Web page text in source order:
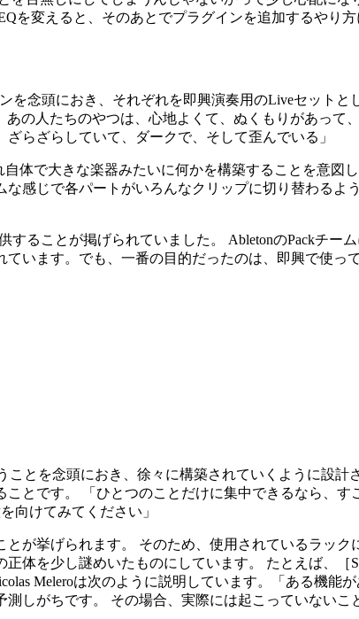
を変えると、そのあとでプラグインを追加するやり方
念頭におき、それぞれを即興演奏用のLiveセットと
の人たちのやつは、心地よくて、ぬくもりがあって
らざらしていて、ダークで、そして歪んでいる」
体で大きな楽器みたいに何かを構築することを意図
感じで各パートがいろんなクリップに切り替わるよ
ることが掲げられていました。 AbletonのPackチー
います。でも、一番の目的だったのは、即興で使っ
ことを念頭におき、徐々に構築されていくように設
とです。 「ひとつのことだけに集中できるなら、す
向けてみてください」
が挙げられます。 そのため、使用されているラッ
を少し謎めいたものにしています。 たとえば、［
Meleroは次のように説明しています。「ある機能
しがちです。 その場合、実際には起こっていないこ